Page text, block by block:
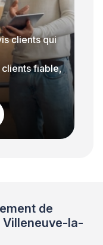
clients qui
clients fiable,
de
la-